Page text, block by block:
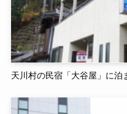
天川村の民宿「大谷屋」に泊